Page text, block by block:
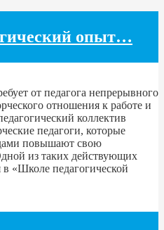
опыт…
от педагога непрерывного
отношения к работе и
коллектив
педагоги, которые
повышают свою
из таких действующих
в «Школе педагогической